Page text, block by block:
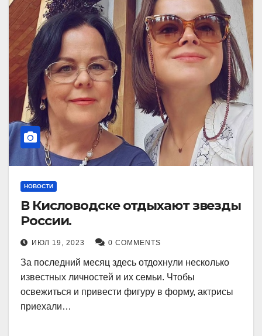
НОВОСТИ
В Кисловодске отдыхают звезды
России.
ИЮЛ 19, 2023 0 COMMENTS
За последний месяц здесь отдохнули несколько
известных личностей и их семьи. Чтобы
освежиться и привести фигуру в форму, актрисы
приехали…